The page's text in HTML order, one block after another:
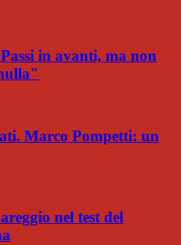
in avanti, ma non
Marco Pompetti: un
nel test del